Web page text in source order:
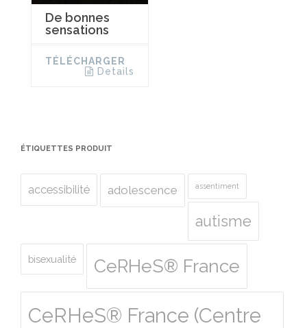
De bonnes
sensations
TÉLÉCHARGER
Details
ÉTIQUETTES PRODUIT
accessibilité adolescence assentiment
autisme
bisexualité CeRHeS® France
CeRHeS® France (Centre